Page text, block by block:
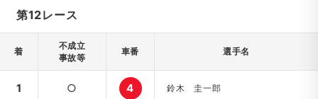
第12レース
着
不成立
事故等
車番 選手名
1 ○ 4 鈴木 圭一郎